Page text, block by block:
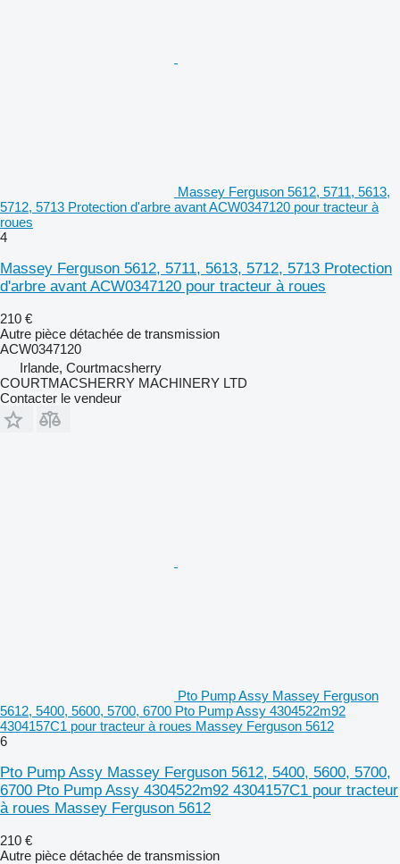
Massey Ferguson 5612, 5711, 5613,
5712, 5713 Protection d'arbre avant ACW0347120 pour tracteur à
roues
4
Massey Ferguson 5612, 5711, 5613, 5712, 5713 Protection
d'arbre avant ACW0347120 pour tracteur à roues
210 €
Autre pièce détachée de transmission
ACW0347120
Irlande, Courtmacsherry
COURTMACSHERRY MACHINERY LTD
Contacter le vendeur
Pto Pump Assy Massey Ferguson
5612, 5400, 5600, 5700, 6700 Pto Pump Assy 4304522m92
4304157C1 pour tracteur à roues Massey Ferguson 5612
6
Pto Pump Assy Massey Ferguson 5612, 5400, 5600, 5700,
6700 Pto Pump Assy 4304522m92 4304157C1 pour tracteur
à roues Massey Ferguson 5612
210 €
Autre pièce détachée de transmission